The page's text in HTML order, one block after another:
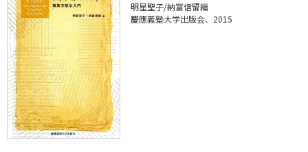
明星聖子/納富信留編
慶應義塾大学出版会、2015